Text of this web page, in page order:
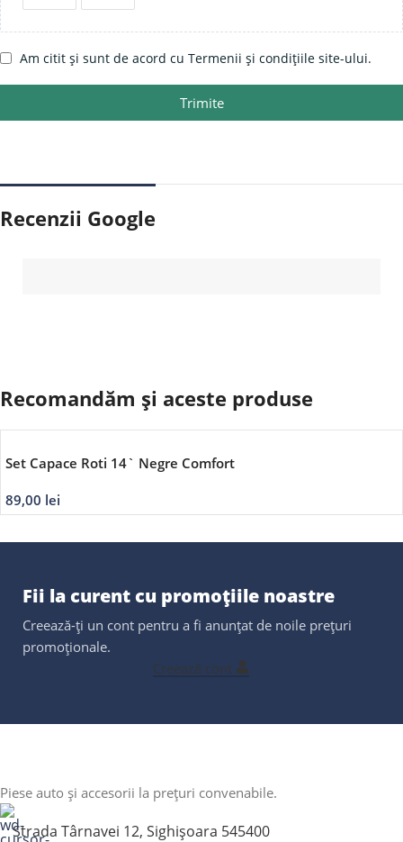
Am citit și sunt de acord cu Termenii și condițiile site-ului.
Trimite
Recenzii Google
Recomandăm și aceste produse
Set Capace Roti 14` Negre Comfort
89,00 lei
Fii la curent cu promoțiile noastre
Creează-ți un cont pentru a fi anunțat de noile prețuri
promoționale.
Creează cont
Piese auto și accesorii la prețuri convenabile.
Strada Târnavei 12, Sighișoara 545400